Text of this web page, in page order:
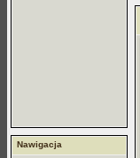
Nawigacja